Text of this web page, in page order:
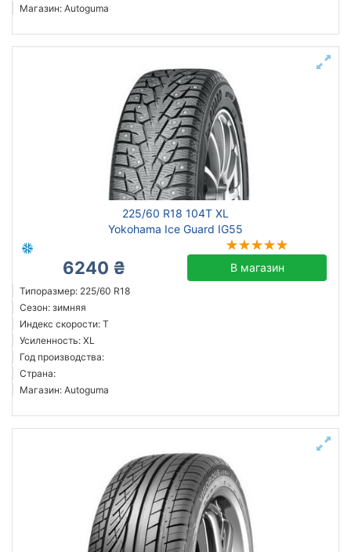
Магазин: Autoguma
225/60 R18 104T XL
Yokohama Ice Guard IG55
6240 ₴ В магазин
Типоразмер: 225/60 R18
Сезон: зимняя
Индекс скорости: T
Усиленность: XL
Год производства:
Страна:
Магазин: Autoguma